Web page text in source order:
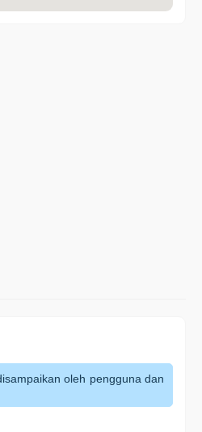
oleh pengguna dan